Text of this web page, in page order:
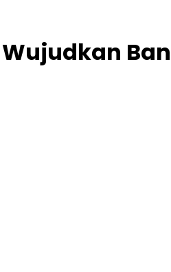
Wujudkan